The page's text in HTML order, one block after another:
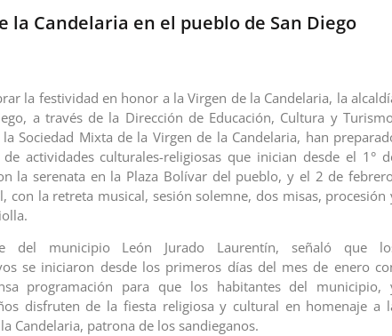
Candelaria en el pueblo de San Diego
la festividad en honor a la Virgen de la Candelaria, la
a través de la Dirección de Educación, Cultura y
Sociedad Mixta de la Virgen de la Candelaria, han
actividades culturales-religiosas que inician desde el 1°
la serenata en la Plaza Bolívar del pueblo, y el 2 de
con la retreta musical, sesión solemne, dos misas, procesión
del municipio León Jurado Laurentín, señaló que
se iniciaron desde los primeros días del mes de enero
programación para que los habitantes del municipio,
disfruten de la fiesta religiosa y cultural en homenaje a
Candelaria, patrona de los sandieganos.